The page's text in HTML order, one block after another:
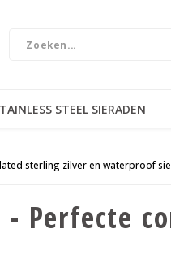
STEEL SIERADEN
sterling zilver en waterproof
Perfecte